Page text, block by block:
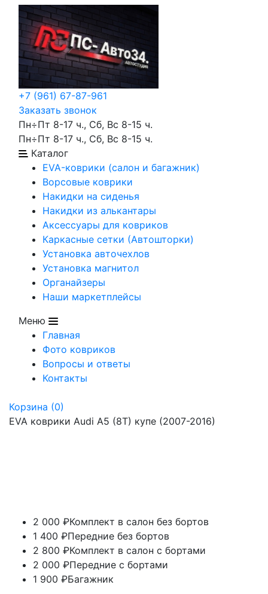
+7 (961) 67-87-961
Заказать звонок
Пн÷Пт 8-17 ч., Сб, Вс 8-15 ч.
Пн÷Пт 8-17 ч., Сб, Вс 8-15 ч.
Каталог
EVA-коврики (салон и багажник)
Ворсовые коврики
Накидки на сиденья
Накидки из алькантары
Аксессуары для ковриков
Каркасные сетки (Автошторки)
Установка авточехлов
Установка магнитол
Органайзеры
Наши маркетплейсы
Меню
Главная
Фото ковриков
Вопросы и ответы
Контакты
Корзина (0)
EVA коврики Audi A5 (8T) купе (2007-2016)
2 000 ₽Комплект в салон без бортов
1 400 ₽Передние без бортов
2 800 ₽Комплект в салон с бортами
2 000 ₽Передние с бортами
1 900 ₽Багажник